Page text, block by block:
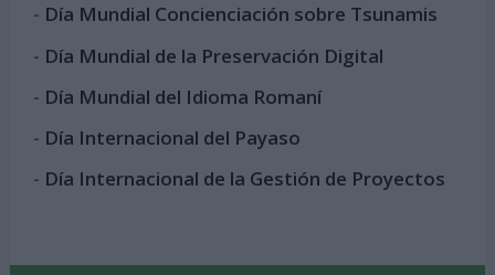
- Día Mundial Concienciación sobre Tsunamis
- Día Mundial de la Preservación Digital
- Día Mundial del Idioma Romaní
- Día Internacional del Payaso
- Día Internacional de la Gestión de Proyectos